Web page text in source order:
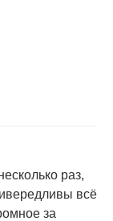
раз,
всё
за